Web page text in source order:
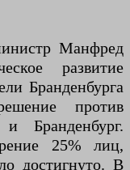
Манфред
развитие
Бранденбурга
против
Бранденбург.
25% лиц,
достигнуто. В